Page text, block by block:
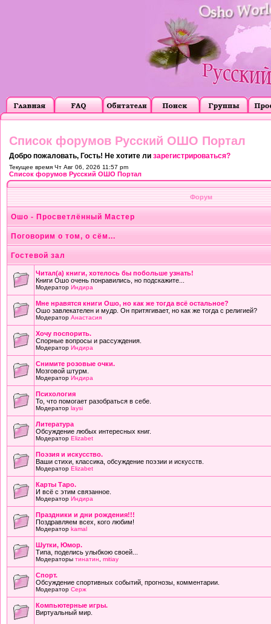
Список форумов Русский ОШО Портал
Добро пожаловать, Гость! Не хотите ли зарегистрироваться?
Текущее время Чт Авг 06, 2026 11:57 pm
Список форумов Русский ОШО Портал
Форум
Ошо - Просветлённый Мастер
Поговорим о том, о сём...
Гостевой зал
Читал(а) книги, хотелось бы побольше узнать!
Книги Ошо очень понравились, но подскажите...
Модератор Индира
Мне нравятся книги Ошо, но как же тогда всё остальное?
Ошо завлекателен и мудр. Он притягивает, но как же тогда с религией?
Модератор Анастасия
Хочу поспорить.
Спорные вопросы и рассуждения.
Модератор Индира
Снимите розовые очки.
Мозговой штурм.
Модератор Индира
Психология
То, что помогает разобраться в себе.
Модератор laysi
Литература
Обсуждение любых интересных книг.
Модератор Elizabet
Поэзия и искусство.
Ваши стихи, классика, обсуждение поэзии и искусств.
Модератор Elizabet
Карты Таро.
И всё с этим связанное.
Модератор Индира
Праздники и дни рождения!!!
Поздравляем всех, кого любим!
Модератор kamal
Шутки, Юмор.
Типа, поделись улыбкою своей...
Модераторы тинатин mitiay
Cпорт.
Обсуждение спортивных событий, прогнозы, комментарии.
Модератор Серж
Компьютерные игры.
Виртуальный мир.